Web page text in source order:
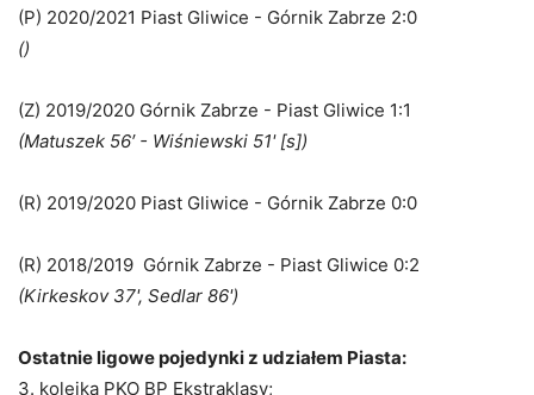
(P) 2020/2021 Piast Gliwice - Górnik Zabrze 2:0
()
(Z) 2019/2020 Górnik Zabrze - Piast Gliwice 1:1
(Matuszek 56′ - Wiśniewski 51' [s])
(R) 2019/2020 Piast Gliwice - Górnik Zabrze 0:0
(R) 2018/2019 Górnik Zabrze - Piast Gliwice 0:2
(Kirkeskov 37', Sedlar 86')
Ostatnie ligowe pojedynki z udziałem Piasta:
3. kolejka PKO BP Ekstraklasy;